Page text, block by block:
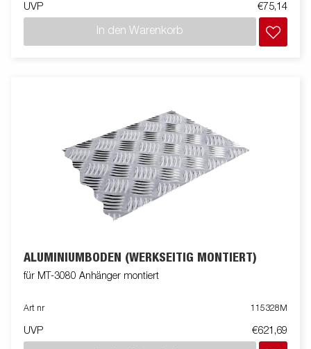
UVP €75,14
In den Warenkorb
ALUMINIUMBODEN (WERKSEITIG MONTIERT)
für MT-3080 Anhänger montiert
Art nr 115328M
UVP €621,69